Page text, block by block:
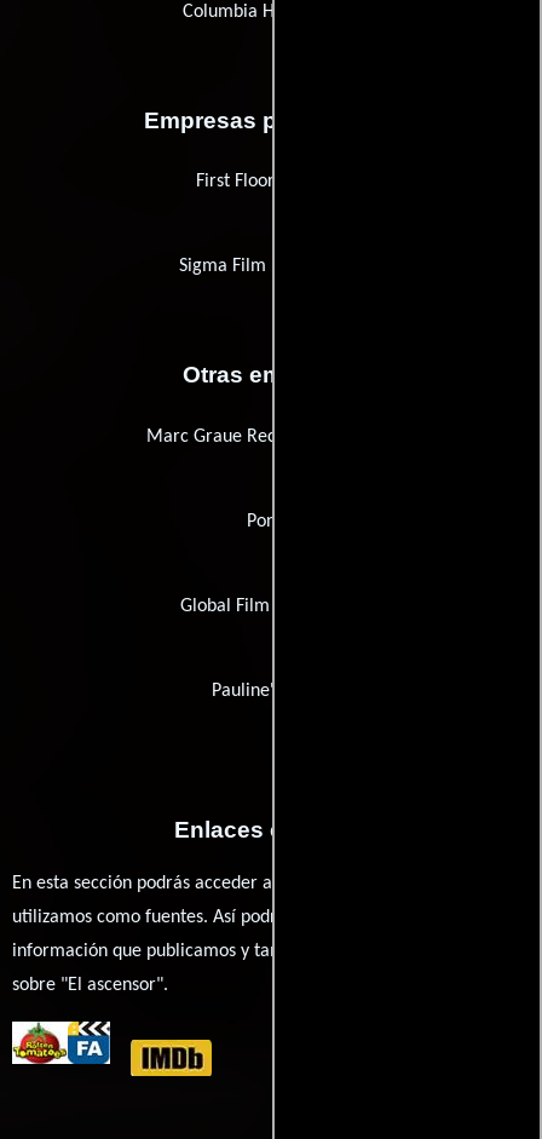
Columbia Home Video
Empresas productoras
First Floor Features
Sigma Film Productions
Otras empresas
Marc Graue Recording Services
Pond5
Global Film Enterprises
Pauline's Angel
Enlaces externos
En esta sección podrás acceder a los recursos externos que
utilizamos como fuentes. Así podrás chequear toda la
información que publicamos y también ampliar tu conocimiento
sobre "El ascensor".